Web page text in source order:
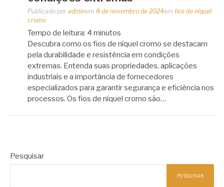
Publicado por adminem 8 de novembro de 2024em fios de níquel
cromo
Tempo de leitura: 4 minutos
Descubra como os fios de níquel cromo se destacam
pela durabilidade e resistência em condições
extremas. Entenda suas propriedades, aplicações
industriais e a importância de fornecedores
especializados para garantir segurança e eficiência nos
processos. Os fios de níquel cromo são…
Pesquisar
PESQUISAR